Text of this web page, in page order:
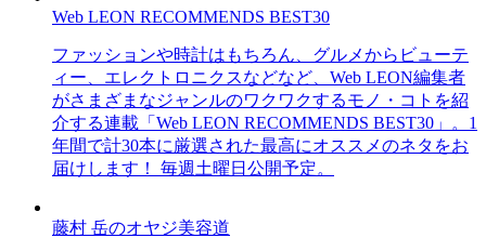
Web LEON RECOMMENDS BEST30
ファッションや時計はもちろん、グルメからビューテ
ィー、エレクトロニクスなどなど、Web LEON編集者
がさまざまなジャンルのワクワクするモノ・コトを紹
介する連載「Web LEON RECOMMENDS BEST30」。1
年間で計30本に厳選された最高にオススメのネタをお
届けします！ 毎週土曜日公開予定。
藤村 岳のオヤジ美容道